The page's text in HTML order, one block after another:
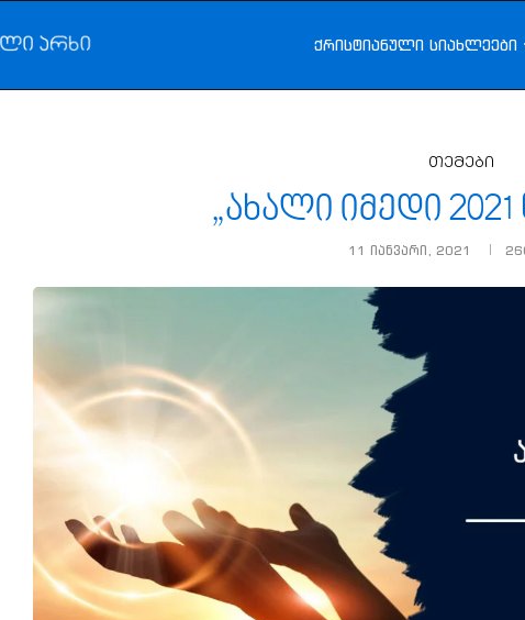
ქრისტიანული სიახლეები
თემები
„ახალი იმედი
11 იანვარი, 2021